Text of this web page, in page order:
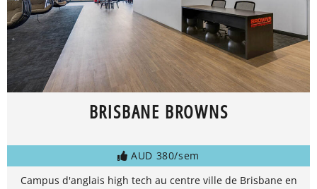
BRISBANE BROWNS
AUD 380/sem
Campus d'anglais high tech au centre ville de Brisbane en